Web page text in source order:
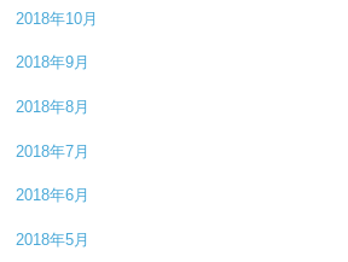
2018年10月
2018年9月
2018年8月
2018年7月
2018年6月
2018年5月